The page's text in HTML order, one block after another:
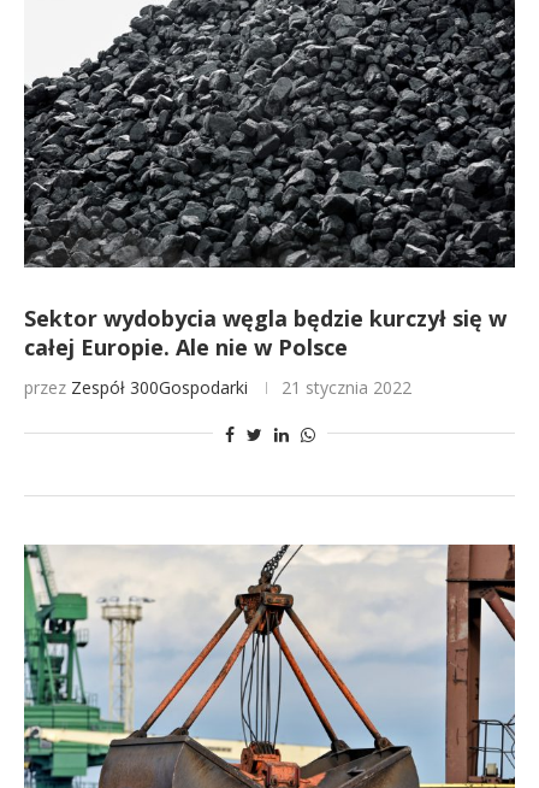
Sektor wydobycia węgla będzie kurczył się w
całej Europie. Ale nie w Polsce
przez Zespół 300Gospodarki 21 stycznia 2022